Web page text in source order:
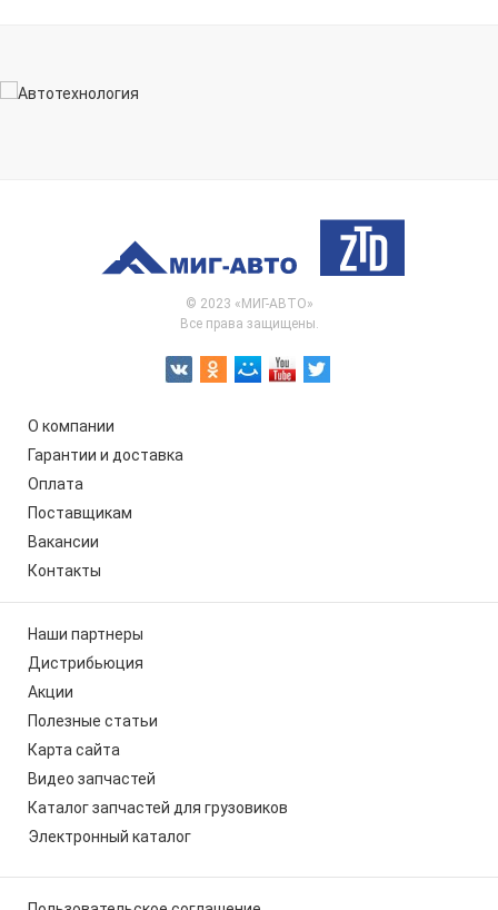
© 2023 «МИГ-АВТО»
Все права защищены.
О компании
Гарантии и доставка
Оплата
Поставщикам
Вакансии
Контакты
Наши партнеры
Дистрибьюция
Акции
Полезные статьи
Карта сайта
Видео запчастей
Каталог запчастей для грузовиков
Электронный каталог